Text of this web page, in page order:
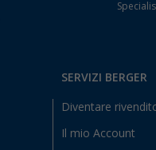
SERVIZI BERGER
Diventare
Il mio Account